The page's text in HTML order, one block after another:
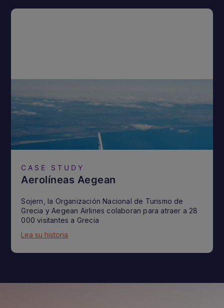
CASE STUDY
Aerolíneas Aegean
Sojern, la Organización Nacional de Turismo de
Grecia y Aegean Airlines colaboran para atraer a 28
000 visitantes a Grecia
Lea su historia